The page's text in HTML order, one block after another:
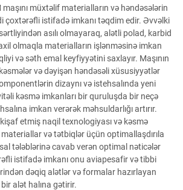
müxtəlif materialların və həndəsələrin
çoxtərəfli istifadə imkanı təqdim edir. Əvvəlki
asılı olmayaraq, alətli polad, karbid
olmaqla materialların işlənməsinə imkan
və səth emal keyfiyyətini saxlayır. Maşının
və dəyişən həndəsəli xüsusiyyətlər
dizaynı və istehsalında yeni
kəsmə imkanları bir quruluşda bir neçə
imkan verərək məhsuldarlığı artırır.
etmiş naqil texnologiyası və kəsmə
və tətbiqlər üçün optimallaşdırıla
tələblərinə cavab verən optimal nəticələr
istifadə imkanı onu aviapesafir və tibbi
dəqiq alətlər və formalar hazırlayan
alət halına gətirir.